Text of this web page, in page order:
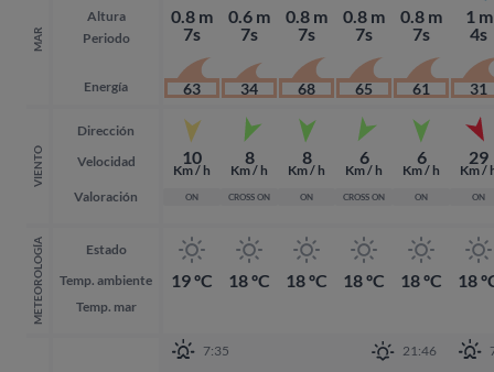
MAR
Altura
Periodo
Energía
VIENTO
Dirección
Velocidad
Valoración
METEOROLOGÍA
Estado
Temp. ambiente
Temp. mar
0.8 m
7s
63
10
Km / h
ON
19 ºC
0.6 m
7s
34
8
Km / h
CROSS ON
18 ºC
0.8 m
7s
68
8
Km / h
ON
18 ºC
0.8 m
7s
65
6
Km / h
CROSS ON
18 ºC
0.8 m
7s
61
6
Km / h
ON
18 ºC
7:35 21:46
1 m
4s
31
29
Km /
ON
18